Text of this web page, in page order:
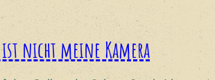
ist nicht meine Kamera